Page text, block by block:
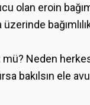
olan eroin
Neden
bakılsın ele